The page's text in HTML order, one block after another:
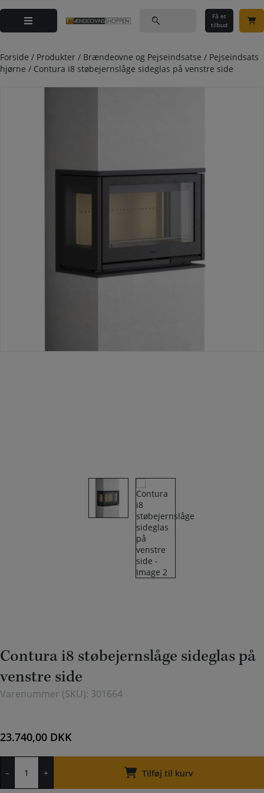
indholdet
efter:
Få et
tilbud
Forside / Produkter / Brændeovne og Pejseindsatse / Pejseindsats
hjørne / Contura i8 støbejernslåge sideglas på venstre side
Contura i8 støbejernslåge sideglas på
venstre side
Varenummer (SKU): 301664
23.740,00 DKK
–
i8
+ Tilføj til kurv